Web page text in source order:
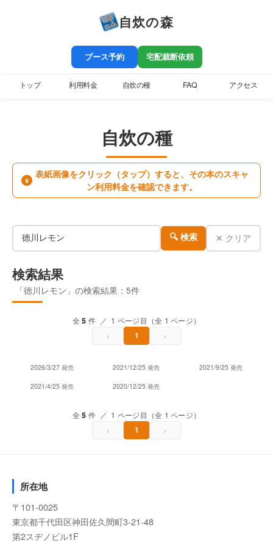
自炊の森
ブース予約 宅配裁断依頼
トップ 利用料金 自炊の種 FAQ アクセス
自炊の種
¥
表紙画像をクリック（タップ）すると、その本のスキャ
ン利用料金を確認できます。
🔍 検索 ✕ クリア
検索結果
「徳川レモン」の検索結果：5件
全5 件 ／ 1 ページ目（全 1 ページ）
‹ 1 ›
2026/3/27 発売 2021/12/25 発売 2021/9/25 発売
2021/4/25 発売 2020/12/25 発売
全5 件 ／ 1 ページ目（全 1 ページ）
‹ 1 ›
所在地
〒101-0025
東京都千代田区神田佐久間町3-21-48
第2スヂノビル1F